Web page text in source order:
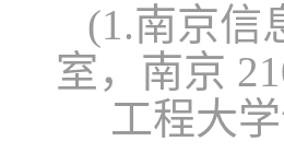
(1.南京信
室，南京
工程大